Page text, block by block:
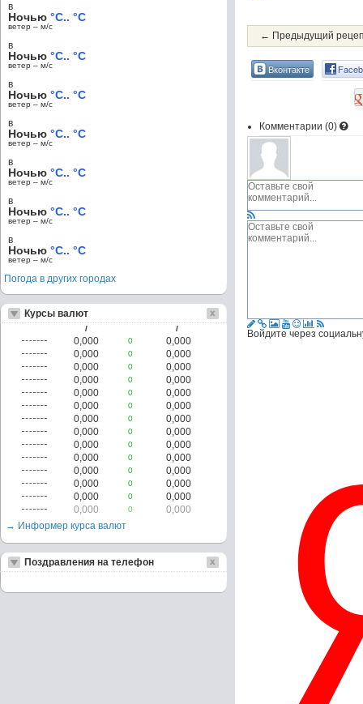
← Предыдущий
Вконтакте
Комментарии (0)
Войдите через
в
Ночью °C.. °C
ветер – м/c
в
Ночью °C.. °C
ветер – м/c
в
Ночью °C.. °C
ветер – м/c
в
Ночью °C.. °C
ветер – м/c
в
Ночью °C.. °C
ветер – м/c
в
Ночью °C.. °C
ветер – м/c
в
Ночью °C.. °C
ветер – м/c
Погода в других городах
Курсы валют
/ /
0,000 0
0,000
0,000
0
0,000
0,000
0
0,000
0,000
0
0,000
0,000
0
0,000
0,000
0
0,000
0,000
0
0,000
0,000
0
0,000
0,000
0
0,000
0,000
0
0,000
0,000
0
0,000
0,000
0
0,000
0,000
0
0,000
0,000
0
0,000
→ Информер курса валют
Поздравления на телефон